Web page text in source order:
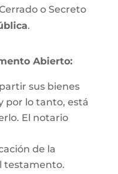
o Secreto
.
Abierto:
sus bienes
por lo tanto, está
El notario
de la
testamento.